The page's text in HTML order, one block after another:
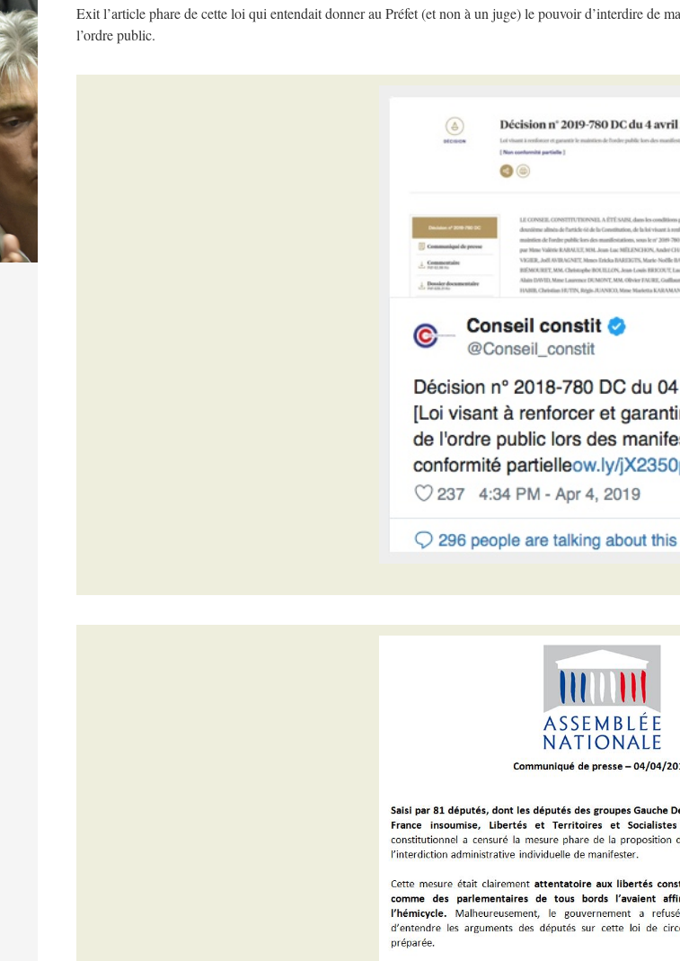
Exit l’article phare de cette loi qui entendait donner au Préfet (et non à un juge) le pouvoir d’interdire de
l’ordre public.